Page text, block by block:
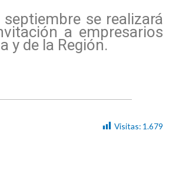
se realizará
a empresarios
y de la Región.
Visitas: 1.679